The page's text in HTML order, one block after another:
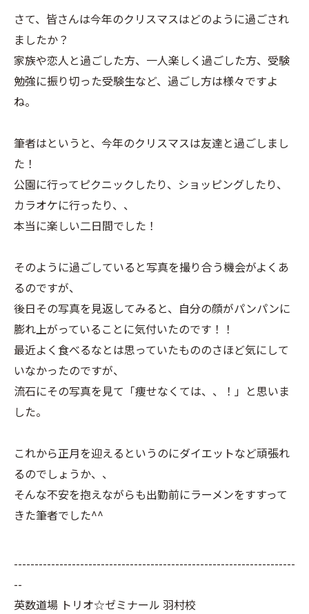
さて、皆さんは今年のクリスマスはどのように過ごされ
ましたか？
家族や恋人と過ごした方、一人楽しく過ごした方、受験
勉強に振り切った受験生など、過ごし方は様々ですよ
ね。
筆者はというと、今年のクリスマスは友達と過ごしまし
た！
公園に行ってピクニックしたり、ショッピングしたり、
カラオケに行ったり、、
本当に楽しい二日間でした！
そのように過ごしていると写真を撮り合う機会がよくあ
るのですが、
後日その写真を見返してみると、自分の顔がパンパンに
膨れ上がっていることに気付いたのです！！
最近よく食べるなとは思っていたもののさほど気にして
いなかったのですが、
流石にその写真を見て「痩せなくては、、！」と思いま
した。
これから正月を迎えるというのにダイエットなど頑張れ
るのでしょうか、、
そんな不安を抱えながらも出勤前にラーメンをすすって
きた筆者でした^^
--------------------------------------------------------------------
--
英数道場 トリオ☆ゼミナール 羽村校